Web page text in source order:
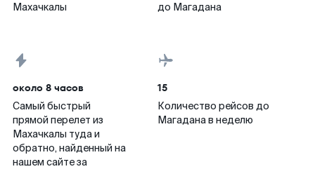
Махачкалы
до Магадана
около 8 часов
Самый быстрый
прямой перелет из
Махачкалы туда и
обратно, найденный на
нашем сайте за
15
Количество рейсов до
Магадана в неделю